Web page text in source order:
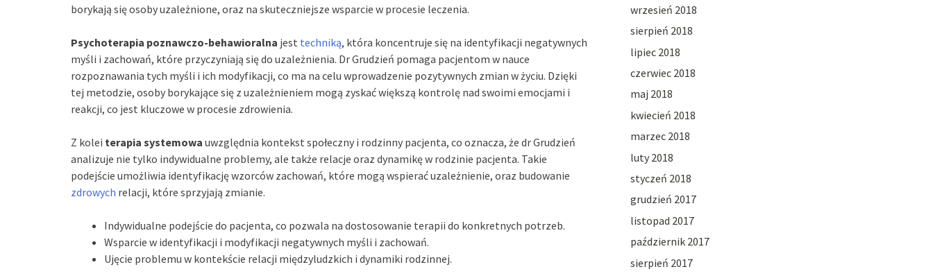
borykają się osoby uzależnione, oraz na skuteczniejsze wsparcie w procesie leczenia.
Psychoterapia poznawczo-behawioralna jest techniką, która koncentruje się na identyfikacji negatywnych
myśli i zachowań, które przyczyniają się do uzależnienia. Dr Grudzień pomaga pacjentom w nauce
rozpoznawania tych myśli i ich modyfikacji, co ma na celu wprowadzenie pozytywnych zmian w życiu. Dzięki
tej metodzie, osoby borykające się z uzależnieniem mogą zyskać większą kontrolę nad swoimi emocjami i
reakcji, co jest kluczowe w procesie zdrowienia.
Z kolei terapia systemowa uwzględnia kontekst społeczny i rodzinny pacjenta, co oznacza, że dr Grudzień
analizuje nie tylko indywidualne problemy, ale także relacje oraz dynamikę w rodzinie pacjenta. Takie
podejście umożliwia identyfikację wzorców zachowań, które mogą wspierać uzależnienie, oraz budowanie
zdrowych relacji, które sprzyjają zmianie.
Indywidualne podejście do pacjenta, co pozwala na dostosowanie terapii do konkretnych potrzeb.
Wsparcie w identyfikacji i modyfikacji negatywnych myśli i zachowań.
Ujęcie problemu w kontekście relacji międzyludzkich i dynamiki rodzinnej.
wrzesień 2018
sierpień 2018
lipiec 2018
czerwiec 2018
maj 2018
kwiecień 2018
marzec 2018
luty 2018
styczeń 2018
grudzień 2017
listopad 2017
październik 2017
sierpień 2017